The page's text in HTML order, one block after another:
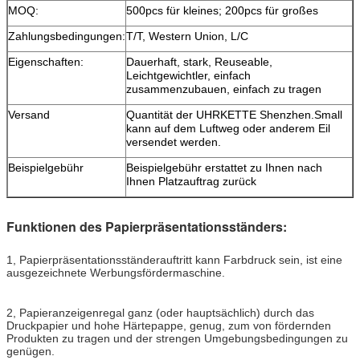
MOQ:
500pcs für kleines; 200pcs für großes
Zahlungsbedingungen:T/T, Western Union, L/C
Eigenschaften:
Dauerhaft, stark, Reuseable,
Leichtgewichtler, einfach
zusammenzubauen, einfach zu tragen
Versand
Quantität der UHRKETTE Shenzhen.Small
kann auf dem Luftweg oder anderem Eil
versendet werden.
Beispielgebühr
Beispielgebühr erstattet zu Ihnen nach
Ihnen Platzauftrag zurück
Funktionen des Papierpräsentationsständers:
1, Papierpräsentationsständerauftritt kann Farbdruck sein, ist eine
ausgezeichnete Werbungsfördermaschine.
2, Papieranzeigenregal ganz (oder hauptsächlich) durch das
Druckpapier und hohe Härtepappe, genug, zum von fördernden
Produkten zu tragen und der strengen Umgebungsbedingungen zu
genügen.